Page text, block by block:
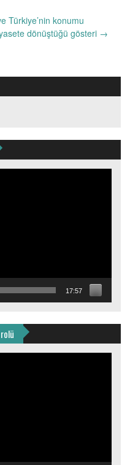
Türkiye’nin konumu
dönüştüğü gösteri →
17:57